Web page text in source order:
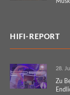
HIFI-REPORT
28.
Zu